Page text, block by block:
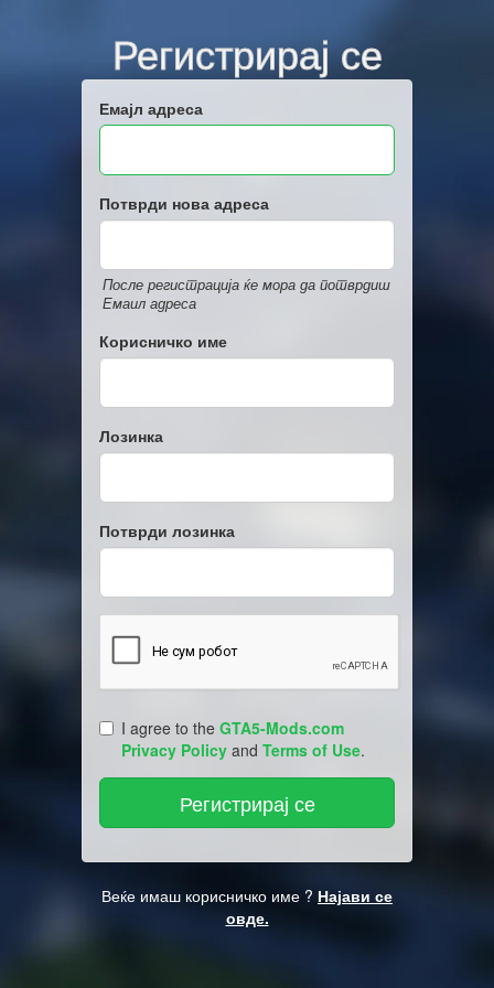
Регистрирај се
Емајл адреса
Потврди нова адреса
После регистрација ќе мора да потврдиш
Емаил адреса
Корисничко име
Лозинка
Потврди лозинка
I agree to the GTA5-Mods.com
Privacy Policy and Terms of Use.
Веќе имаш корисничко име ? Најави се
овде.